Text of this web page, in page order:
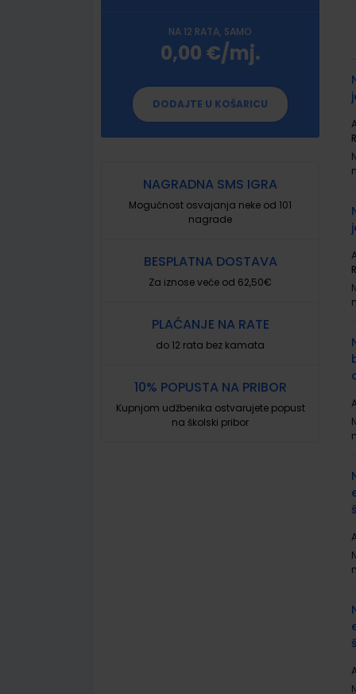
NA 12 RATA, SAMO
0,00 €/mj.
DODAJTE U KOŠARICU
NAGRADNA SMS IGRA
Mogućnost osvajanja neke od 101
nagrade
BESPLATNA DOSTAVA
Za iznose veće od 62,50€
PLAĆANJE NA RATE
do 12 rata bez kamata
10% POPUSTA NA PRIBOR
Kupnjom udžbenika ostvarujete popust
na školski pribor